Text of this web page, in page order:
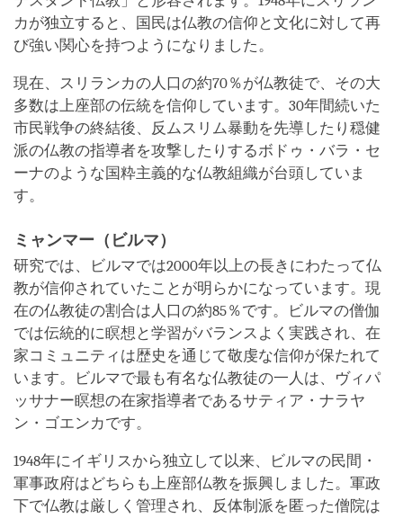
カが独立すると、国民は仏教の信仰と文化に対して再
び強い関心を持つようになりました。
現在、スリランカの人口の約70％が仏教徒で、その大
多数は上座部の伝統を信仰しています。30年間続いた
市民戦争の終結後、反ムスリム暴動を先導したり穏健
派の仏教の指導者を攻撃したりするボドゥ・バラ・セ
ーナのような国粋主義的な仏教組織が台頭していま
す。
ミャンマー（ビルマ）
研究では、ビルマでは2000年以上の長きにわたって仏
教が信仰されていたことが明らかになっています。現
在の仏教徒の割合は人口の約85％です。ビルマの僧伽
では伝統的に瞑想と学習がバランスよく実践され、在
家コミュニティは歴史を通じて敬虔な信仰が保たれて
います。ビルマで最も有名な仏教徒の一人は、ヴィパ
ッサナー瞑想の在家指導者であるサティア・ナラヤ
ン・ゴエンカです。
1948年にイギリスから独立して以来、ビルマの民間・
軍事政府はどちらも上座部仏教を振興しました。軍政
下で仏教は厳しく管理され、反体制派を匿った僧院は